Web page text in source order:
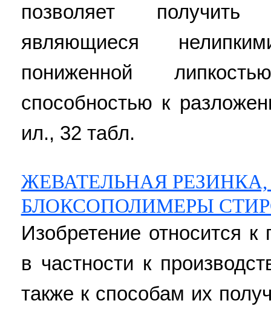
позволяет получить
являющиеся
пониженной
способностью к
ил., 32 табл.
ЖЕВАТЕЛЬНАЯ
БЛОКСОПОЛИМЕРЫ
Изобретение относится
в частности к
также к способам их